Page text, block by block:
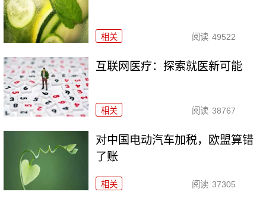
相关 阅读 49522
互联网医疗：探索就医新可能
相关 阅读 38767
对中国电动汽车加税，欧盟算错
了账
相关 阅读 37305